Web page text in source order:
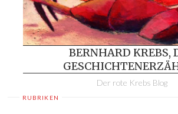
BERNHARD KREBS,
Der rote Krebs Blog
RUBRIKEN